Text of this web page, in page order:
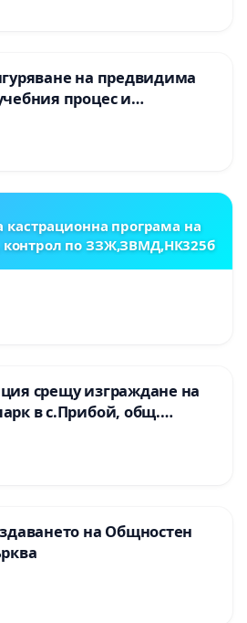
(БУНАРДЖИК)
на предвидима
процес и
на равнопоставено
на учениците от
I“ и Хуманитарна
програма на
контрол по ЗЗЖ,ЗВМД,НК325б
срещу изграждане на
в с.Прибой, общ.
на Общностен